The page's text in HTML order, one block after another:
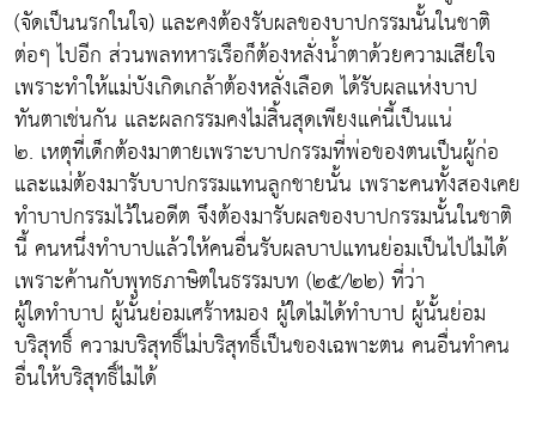
(จัดเป็นนรกในใจ) และคงต้องรับผลของบาปกรรมนั้นในชาติ
ต่อๆ ไปอีก ส่วนพลทหารเรือก็ต้องหลั่งน้ำตาด้วยความเสียใจ
เพราะทำให้แม่บังเกิดเกล้าต้องหลั่งเลือด ได้รับผลแห่งบาป
ทันตาเช่นกัน และผลกรรมคงไม่สิ้นสุดเพียงแค่นี้เป็นแน่
๒. เหตุที่เด็กต้องมาตายเพราะบาปกรรมที่พ่อของตนเป็นผู้ก่อ
และแม่ต้องมารับบาปกรรมแทนลูกชายนั้น เพราะคนทั้งสองเคย
ทำบาปกรรมไว้ในอดีต จึงต้องมารับผลของบาปกรรมนั้นในชาติ
นี้ คนหนึ่งทำบาปแล้วให้คนอื่นรับผลบาปแทนย่อมเป็นไปไม่ได้
เพราะค้านกับพุทธภาษิตในธรรมบท (๒๕/๒๒) ที่ว่า
ผู้ใดทำบาป ผู้นั้นย่อมเศร้าหมอง ผู้ใดไม่ได้ทำบาป ผู้นั้นย่อม
บริสุทธิ์ ความบริสุทธิ์ไม่บริสุทธิ์เป็นของเฉพาะตน คนอื่นทำคน
อื่นให้บริสุทธิ์ไม่ได้